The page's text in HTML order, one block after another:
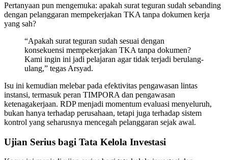
Pertanyaan pun mengemuka: apakah surat teguran sudah sebanding
dengan pelanggaran mempekerjakan TKA tanpa dokumen kerja
yang sah?
“Apakah surat teguran sudah sesuai dengan
konsekuensi mempekerjakan TKA tanpa dokumen?
Kami ingin ini jadi pelajaran agar tidak terjadi berulang-
ulang,” tegas Arsyad.
Isu ini kemudian melebar pada efektivitas pengawasan lintas
instansi, termasuk peran TIMPORA dan pengawasan
ketenagakerjaan. RDP menjadi momentum evaluasi menyeluruh,
bukan hanya terhadap perusahaan, tetapi juga terhadap sistem
kontrol yang seharusnya mencegah pelanggaran sejak awal.
Ujian Serius bagi Tata Kelola Investasi